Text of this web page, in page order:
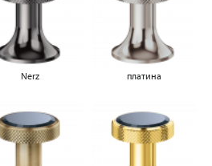
Nerz платина